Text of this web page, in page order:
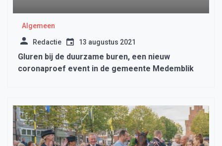
Algemeen
Redactie 13 augustus 2021
Gluren bij de duurzame buren, een nieuw
coronaproef event in de gemeente Medemblik